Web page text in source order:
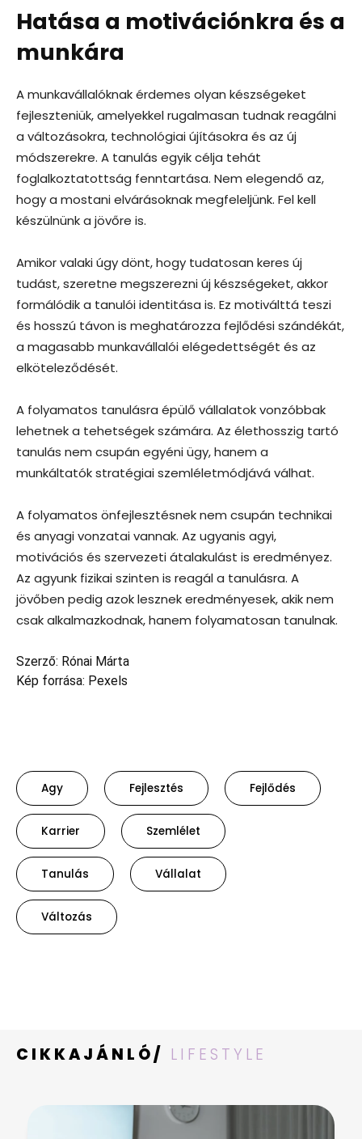
Hatása a motivációnkra és a
munkára
A munkavállalóknak érdemes olyan készségeket
fejleszteniük, amelyekkel rugalmasan tudnak reagálni
a változásokra, technológiai újításokra és az új
módszerekre. A tanulás egyik célja tehát
foglalkoztatottság fenntartása. Nem elegendő az,
hogy a mostani elvárásoknak megfeleljünk. Fel kell
készülnünk a jövőre is.
Amikor valaki úgy dönt, hogy tudatosan keres új
tudást, szeretne megszerezni új készségeket, akkor
formálódik a tanulói identitása is. Ez motiválttá teszi
és hosszú távon is meghatározza fejlődési szándékát,
a magasabb munkavállalói elégedettségét és az
elköteleződését.
A folyamatos tanulásra épülő vállalatok vonzóbbak
lehetnek a tehetségek számára. Az élethosszig tartó
tanulás nem csupán egyéni ügy, hanem a
munkáltatók stratégiai szemléletmódjává válhat.
A folyamatos önfejlesztésnek nem csupán technikai
és anyagi vonzatai vannak. Az ugyanis agyi,
motivációs és szervezeti átalakulást is eredményez.
Az agyunk fizikai szinten is reagál a tanulásra. A
jövőben pedig azok lesznek eredményesek, akik nem
csak alkalmazkodnak, hanem folyamatosan tanulnak.
Szerző: Rónai Márta
Kép forrása: Pexels
Agy Fejlesztés Fejlődés
Karrier Szemlélet
Tanulás Vállalat
Változás
CIKKAJÁNLÓ/ LIFESTYLE